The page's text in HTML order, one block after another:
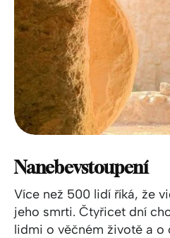
Nanebevstoupení
Více než 500 lidí říká, že
jeho smrti. Čtyřicet dní
lidmi o věčném životě a o